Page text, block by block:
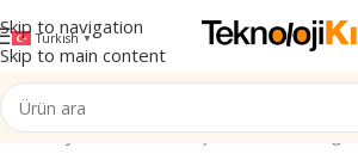
Skip to navigation
Skip to main content
Turkish ▼
Ana Sayfa/Elektronik/Kişisel Bakım & Sağlık